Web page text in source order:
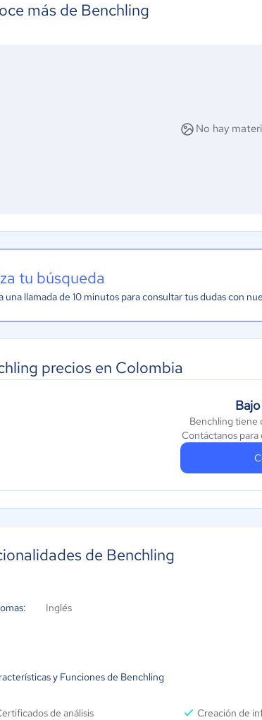
más de Benchling
No hay
tu búsqueda
una llamada de 10 minutos para consultar tus dudas con
precios en Colombia
Benchling tiene
Contáctanos
de Benchling
Inglés
y Funciones de Benchling
de análisis Creación de